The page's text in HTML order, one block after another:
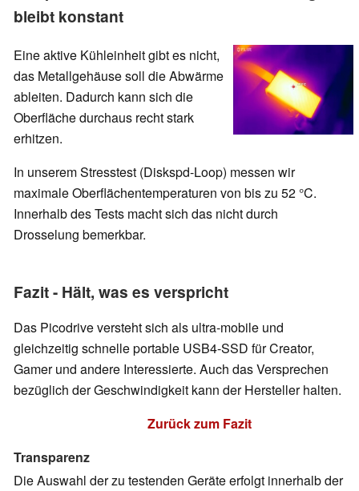
bleibt konstant
Eine aktive Kühleinheit gibt es nicht,
das Metallgehäuse soll die Abwärme
ableiten. Dadurch kann sich die
Oberfläche durchaus recht stark
erhitzen.
In unserem Stresstest (Diskspd-Loop) messen wir
maximale Oberflächentemperaturen von bis zu 52 °C.
Innerhalb des Tests macht sich das nicht durch
Drosselung bemerkbar.
Fazit - Hält, was es verspricht
Das Picodrive versteht sich als ultra-mobile und
gleichzeitig schnelle portable USB4-SSD für Creator,
Gamer und andere Interessierte. Auch das Versprechen
bezüglich der Geschwindigkeit kann der Hersteller halten.
Zurück zum Fazit
Transparenz
Die Auswahl der zu testenden Geräte erfolgt innerhalb der